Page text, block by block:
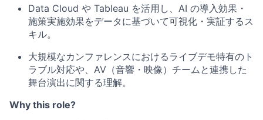
Data Cloud や Tableau を活用し、AI の導入効果・
施策実施効果をデータに基づいて可視化・実証するス
キル。
大規模なカンファレンスにおけるライブデモ特有のト
ラブル対応や、AV（音響・映像）チームと連携した
舞台演出に関する理解。
Why this role?